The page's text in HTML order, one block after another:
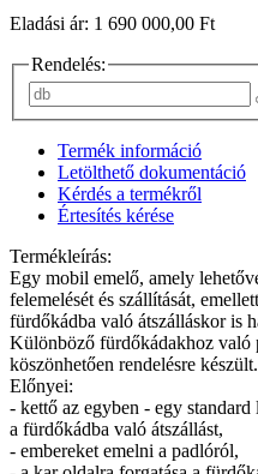
Eladási ár: 1 690 000,00 Ft
Rendelés:
Termék információ
Letölthető dokumentáció
Kérdés a termékről
Értesítés kérése
Termékleírás:
Egy mobil emelő, amely
felemelését és szállítását,
fürdőkádba való átszálláskor is
Különböző fürdőkádakhoz való
köszönhetően rendelésre készült.
Előnyei:
- kettő az egyben - egy
a fürdőkádba való átszállást,
- embereket emelni a padlóról,